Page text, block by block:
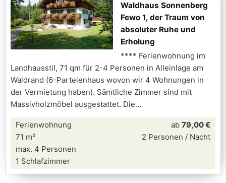
Waldhaus Sonnenberg
Fewo 1, der Traum von
absoluter Ruhe und
Erholung
**** Ferienwohnung im
Landhausstil, 71 qm für 2-4 Personen in Alleinlage am
Waldrand (6-Parteienhaus wovon wir 4 Wohnungen in
der Vermietung haben). Sämtliche Zimmer sind mit
Massivholzmöbel ausgestattet. Die
Ferienwohnung
71 m²
max. 4 Personen
1 Schlafzimmer
ab 79,00 €
2 Personen / Nacht